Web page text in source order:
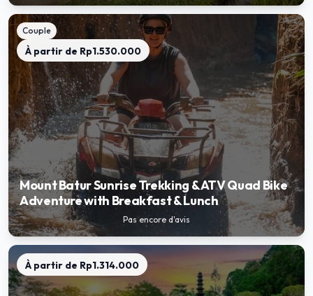
Couple
À partir de Rp1.530.000
Mount Batur Sunrise Trekking & ATV Quad Bike
Adventure with Breakfast & Lunch
Pas encore d'avis
À partir de Rp1.314.000